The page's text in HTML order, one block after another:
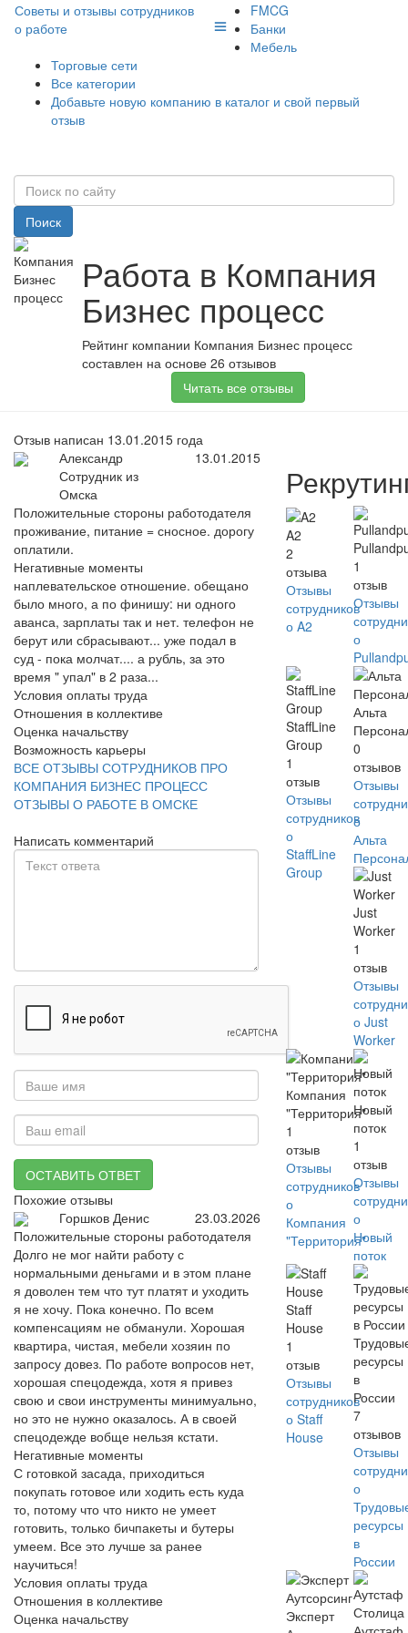
Советы и отзывы сотрудников
о работе
FMCG
Банки
Мебель
Торговые сети
Все категории
Добавьте новую компанию в каталог и свой первый
отзыв
Поиск
Работа в Компания
Бизнес процесс
Рейтинг компании Компания Бизнес процесс
составлен на основе 26 отзывов
Читать все отзывы
Отзыв написан 13.01.2015 года
Александр
Сотрудник из
Омска
13.01.2015
Положительные стороны работодателя
проживание, питание = сносное. дорогу
оплатили.
Негативные моменты
наплевательское отношение. обещано
было много, а по финишу: ни одного
аванса, зарплаты так и нет. телефон не
берут или сбрасывают... уже подал в
суд - пока молчат.... а рубль, за это
время " упал" в 2 раза...
Условия оплаты труда
Отношения в коллективе
Оценка начальству
Возможность карьеры
ВСЕ ОТЗЫВЫ СОТРУДНИКОВ ПРО
КОМПАНИЯ БИЗНЕС ПРОЦЕСС
ОТЗЫВЫ О РАБОТЕ В ОМСКЕ
Написать комментарий
ОСТАВИТЬ ОТВЕТ
Похожие отзывы
Горшков Денис
23.03.2026
Положительные стороны работодателя
Долго не мог найти работу с
нормальными деньгами и в этом плане
я доволен тем что тут платят и уходить
я не хочу. Пока конечно. По всем
компенсациям не обманули. Хорошая
квартира, чистая, мебели хозяин по
запросу довез. По работе вопросов нет,
хорошая спецодежда, хотя я привез
свою и свои инструменты минимуально,
но это не нужно оказалось. А в своей
спецодежде вобще нельзя кстати.
Негативные моменты
С готовкой засада, приходиться
покупать готовое или ходить есть куда
то, потому что что никто не умеет
готовить, только бичпакеты и бутеры
умеем. Все это лучше за ранее
научиться!
Условия оплаты труда
Отношения в коллективе
Оценка начальству
A2
2
отзыва
Отзывы
сотрудников
о A2
1
отзыв
Отзывы
о
StaffLine
Group
1
отзыв
Отзывы
сотрудников
о
StaffLine
Group
Альта
0
отзывов
Отзывы
о
Альта
Just
Worker
1
отзыв
Отзывы
о Just
Worker
Компания
"Территория"
1
отзыв
Отзывы
сотрудников
о
Компания
"Территория"
Новый
поток
1
отзыв
Отзывы
о
Новый
поток
Staff
House
1
отзыв
Отзывы
сотрудников
о Staff
House
ресурсы
в
России
7
отзывов
Отзывы
о
ресурсы
в
России
Эксперт